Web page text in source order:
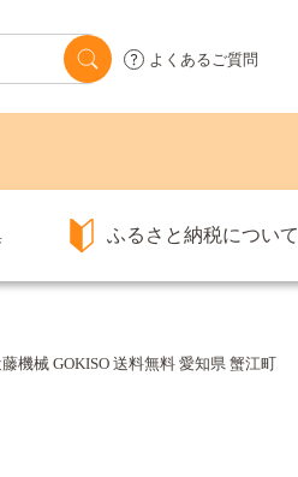
よくあるご質問
ふるさと納税について
機械 GOKISO 送料無料 愛知県 蟹江町